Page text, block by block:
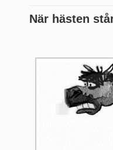
När hästen